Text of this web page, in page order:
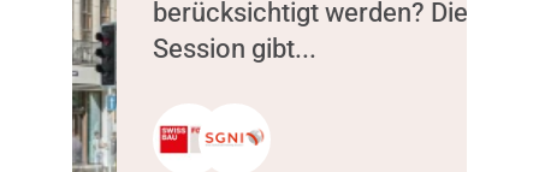
berücksichtigt werden? Die
Session gibt...